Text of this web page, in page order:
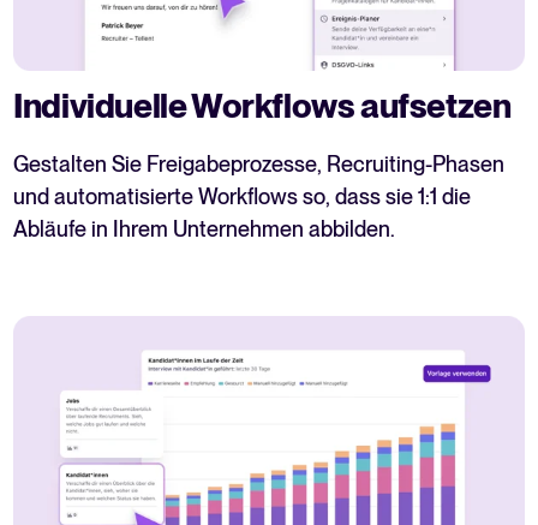
Individuelle Workflows aufsetzen
Gestalten Sie Freigabeprozesse, Recruiting-Phasen
und automatisierte Workflows so, dass sie 1:1 die
Abläufe in Ihrem Unternehmen abbilden.